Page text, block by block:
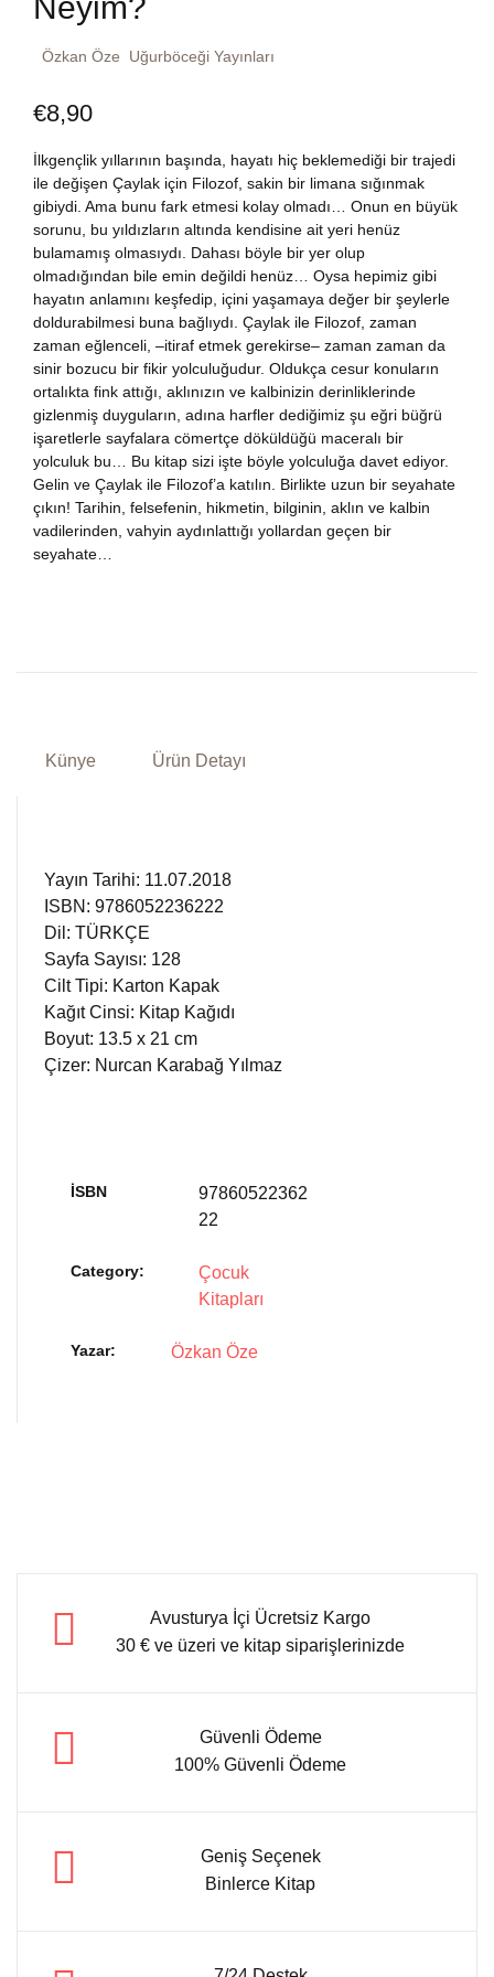
Fransızca
Ingilizce
Kişisel Gelişim
Psikoloji
Siyasi
Tarih
Bize Ulaşın
TR
DE
Özkan Öze Uğurböceği Yayınları
€8,90
İlkgençlik yıllarının başında, hayatı hiç beklemediği bir trajedi
ile değişen Çaylak için Filozof, sakin bir limana sığınmak
gibiydi. Ama bunu fark etmesi kolay olmadı… Onun en büyük
sorunu, bu yıldızların altında kendisine ait yeri henüz
bulamamış olmasıydı. Dahası böyle bir yer olup
olmadığından bile emin değildi henüz… Oysa hepimiz gibi
hayatın anlamını keşfedip, içini yaşamaya değer bir şeylerle
doldurabilmesi buna bağlıydı. Çaylak ile Filozof, zaman
zaman eğlenceli, –itiraf etmek gerekirse– zaman zaman da
sinir bozucu bir fikir yolculuğudur. Oldukça cesur konuların
ortalıkta fink attığı, aklınızın ve kalbinizin derinliklerinde
gizlenmiş duyguların, adına harfler dediğimiz şu eğri büğrü
işaretlerle sayfalara cömertçe döküldüğü maceralı bir
yolculuk bu… Bu kitap sizi işte böyle yolculuğa davet ediyor.
Gelin ve Çaylak ile Filozof’a katılın. Birlikte uzun bir seyahate
çıkın! Tarihin, felsefenin, hikmetin, bilginin, aklın ve kalbin
vadilerinden, vahyin aydınlattığı yollardan geçen bir
seyahate…
Künye Ürün Detayı
Yayın Tarihi: 11.07.2018
ISBN: 9786052236222
Dil: TÜRKÇE
Sayfa Sayısı: 128
Cilt Tipi: Karton Kapak
Kağıt Cinsi: Kitap Kağıdı
Boyut: 13.5 x 21 cm
Çizer: Nurcan Karabağ Yılmaz
İSBN
97860522362
22
Category:
Çocuk
Kitapları
Yazar Özkan Öze
Avusturya İçi Ücretsiz Kargo
30 € ve üzeri ve kitap siparişlerinizde
Güvenli Ödeme
100% Güvenli Ödeme
Geniş Seçenek
Binlerce Kitap